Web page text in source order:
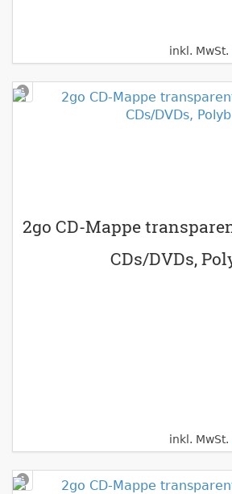
inkl. MwSt.
2go CD-Mappe
CDs/DVDs,
inkl. MwSt.